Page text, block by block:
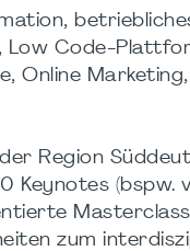
Low Code-
Online Marketing,
Region
Keynotes (bspw.
zum